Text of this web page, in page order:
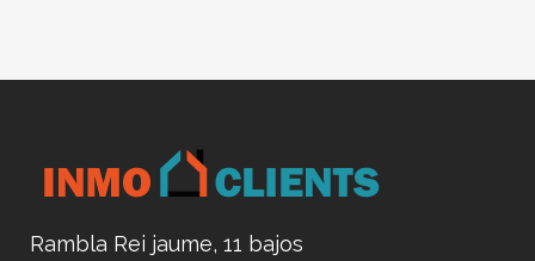
Rambla Rei jaume, 11 bajos